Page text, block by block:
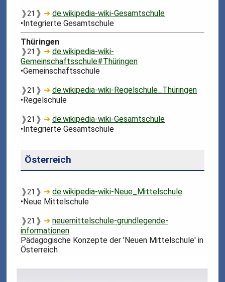
❱21 ❱ ➜de.wikipedia-wiki-Gesamtschule
•Integrierte Gesamtschule
Thüringen
❱21 ❱ ➜de.wikipedia-wiki-
Gemeinschaftsschule#Thüringen
•Gemeinschaftsschule
❱21 ❱ ➜de.wikipedia-wiki-Regelschule_Thüringen
•Regelschule
❱21 ❱ ➜de.wikipedia-wiki-Gesamtschule
•Integrierte Gesamtschule
Österreich
❱21 ❱ ➜de.wikipedia-wiki-Neue_Mittelschule
•Neue Mittelschule
❱21 ❱ ➜neuemittelschule-grundlegende-
informationen
Pädagogische Konzepte der 'Neuen Mittelschule' in
Österreich